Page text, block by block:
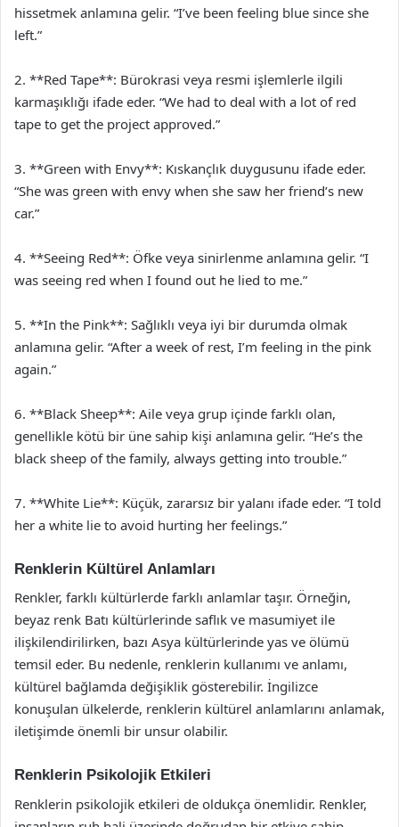
hissetmek anlamına gelir. “I’ve been feeling blue since she
left.”
2. **Red Tape**: Bürokrasi veya resmi işlemlerle ilgili
karmaşıklığı ifade eder. “We had to deal with a lot of red
tape to get the project approved.”
3. **Green with Envy**: Kıskançlık duygusunu ifade eder.
“She was green with envy when she saw her friend’s new
car.”
4. **Seeing Red**: Öfke veya sinirlenme anlamına gelir. “I
was seeing red when I found out he lied to me.”
5. **In the Pink**: Sağlıklı veya iyi bir durumda olmak
anlamına gelir. “After a week of rest, I’m feeling in the pink
again.”
6. **Black Sheep**: Aile veya grup içinde farklı olan,
genellikle kötü bir üne sahip kişi anlamına gelir. “He’s the
black sheep of the family, always getting into trouble.”
7. **White Lie**: Küçük, zararsız bir yalanı ifade eder. “I told
her a white lie to avoid hurting her feelings.”
Renklerin Kültürel Anlamları
Renkler, farklı kültürlerde farklı anlamlar taşır. Örneğin,
beyaz renk Batı kültürlerinde saflık ve masumiyet ile
ilişkilendirilirken, bazı Asya kültürlerinde yas ve ölümü
temsil eder. Bu nedenle, renklerin kullanımı ve anlamı,
kültürel bağlamda değişiklik gösterebilir. İngilizce
konuşulan ülkelerde, renklerin kültürel anlamlarını anlamak,
iletişimde önemli bir unsur olabilir.
Renklerin Psikolojik Etkileri
Renklerin psikolojik etkileri de oldukça önemlidir. Renkler,